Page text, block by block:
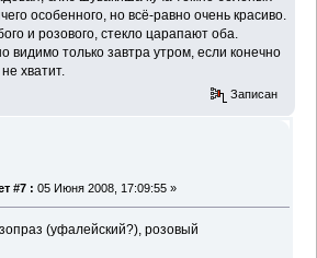
особенного, но всё-равно очень красиво.
и розового, стекло царапают оба.
видимо только завтра утром, если конечно
хватит.
Записан
#7 : 05 Июня 2008, 17:09:55 »
(уфалейский?), розовый